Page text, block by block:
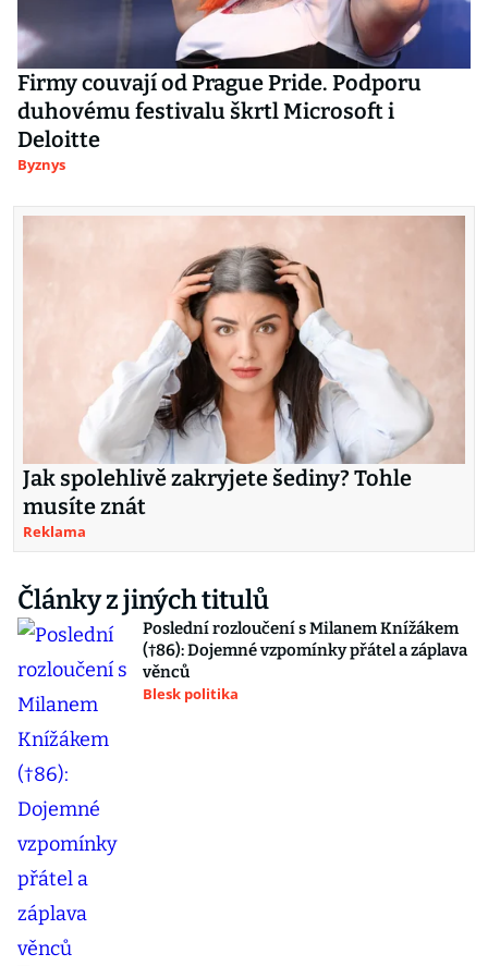
Firmy couvají od Prague Pride. Podporu
duhovému festivalu škrtl Microsoft i
Deloitte
Byznys
Jak spolehlivě zakryjete šediny? Tohle
musíte znát
Reklama
Články z jiných titulů
Poslední rozloučení s Milanem Knížákem
(†86): Dojemné vzpomínky přátel a záplava
věnců
Blesk politika